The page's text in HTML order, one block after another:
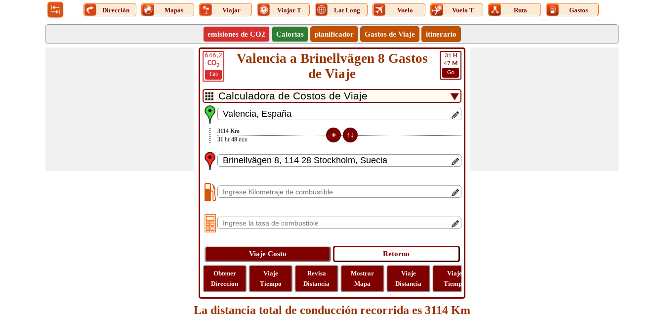
Dirección Mapas Viajar Viajar T Lat Long Vuelo Vuelo T Ruta Gastos
emisiones de CO2 Calorías planificador Gastos de Viaje itinerario
646,2
CO2
Go
31 H
47 M
Go
Valencia a Brinellvägen 8 Gastos
de Viaje
3114 Km
31 hr 48 min
Obtener
Direccion
Viaje
Tiempo
Revisa
Distancia
Mostrar
Mapa
Viaje
Distancia
Viaje
Tiempo
La distancia total de conducción recorrida es 3114 Km